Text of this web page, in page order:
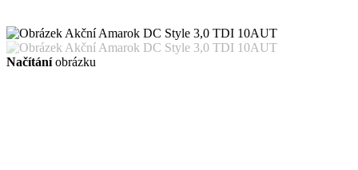
Načítáníobrázku